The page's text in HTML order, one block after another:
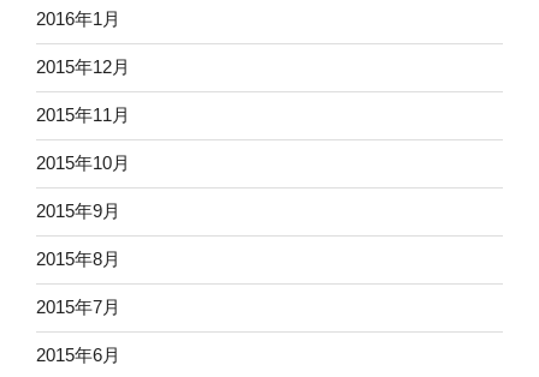
2016年1月
2015年12月
2015年11月
2015年10月
2015年9月
2015年8月
2015年7月
2015年6月